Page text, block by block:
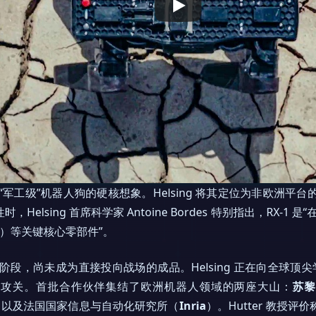
军工级”机器人狗的硬核想象。Helsing 将其定位为非欧洲平台
，Helsing 首席科学家 Antoine Bordes 特别指出，RX-1 是“
关键核心零部件”。
段，尚未成为直接投向战场的成品。Helsing 正在向全球顶
关。首批合作伙伴集结了欧洲机器人领域的两座大山：苏
及法国国家信息与自动化研究所（Inria）。Hutter 教授评价